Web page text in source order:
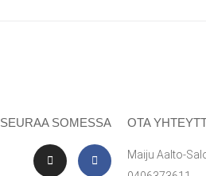
SEURAA SOMESSA OTA
Maiju Aalto-